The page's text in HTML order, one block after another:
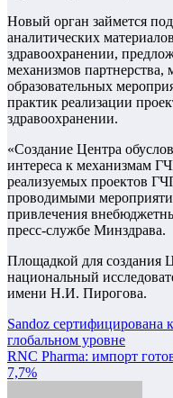
Новый орган займется
аналитических
здравоохранении,
механизмов партнерства,
образовательных
практик реализации
здравоохранении.
«Создание Центра
интереса к механизмам
реализуемых проектов
проводимыми
привлечения
пресс-службе Минздрава.
Площадкой для создания
национальный
имени Н.И. Пирогова.
Навигация
по
записям
Sandoz сертифицирована
глобальном уровне
RNC Pharma: импорт
7,7%